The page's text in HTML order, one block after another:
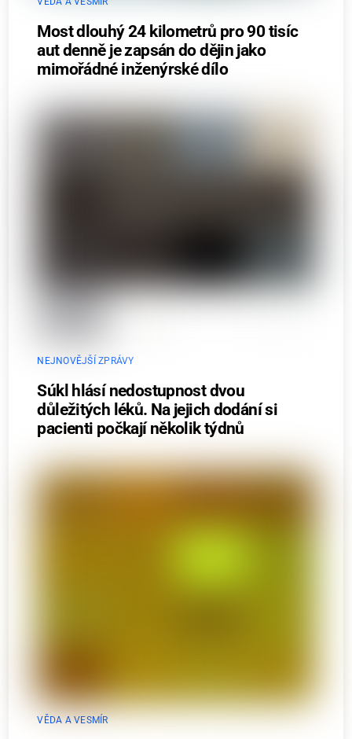
Most dlouhý 24 kilometrů pro 90 tisíc
aut denně je zapsán do dějin jako
mimořádné inženýrské dílo
NEJNOVĚJŠÍ ZPRÁVY
Súkl hlásí nedostupnost dvou
důležitých léků. Na jejich dodání si
pacienti počkají několik týdnů
VĚDA A VESMÍR